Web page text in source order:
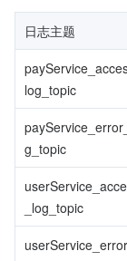
日志主题
log_topic
g_topic
_log_topic